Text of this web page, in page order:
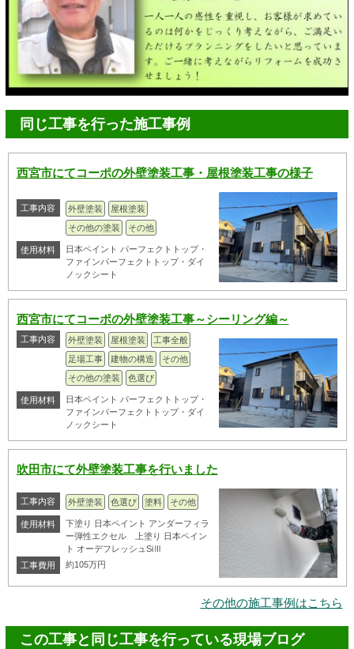
同じ工事を行った施工事例
西宮市にてコーポの外壁塗装工事・屋根塗装工事の様子
工事内容 外壁塗装
屋根塗装
その他の塗装
その他
使用材料
日本ペイント パーフェクトトップ・
ファインパーフェクトトップ・ダイ
ノックシート
西宮市にてコーポの外壁塗装工事～シーリング編～
工事内容 外壁塗装 屋根塗装
工事全般
足場工事
建物の構造
その他
その他の塗装
色選び
使用材料
日本ペイント パーフェクトトップ・
ファインパーフェクトトップ・ダイ
ノックシート
吹田市にて外壁塗装工事を行いました
工事内容 外壁塗装 色選び 塗料 その他
使用材料
下塗り 日本ペイント アンダーフィラ
ー弾性エクセル 上塗り 日本ペイン
ト オーデフレッシュSiⅢ
工事費用
約105万円
その他の施工事例はこちら
この工事と同じ工事を行っている現場ブログ